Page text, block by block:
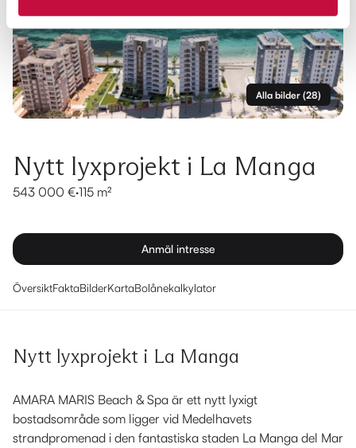
Alla bilder (28)
Nytt lyxprojekt i La Manga
543 000 €·115 m²
Anmäl intresse
ÖversiktFaktaBilderKartaBolånekalkylator
Nytt lyxprojekt i La Manga
AMARA MARIS Beach & Spa är ett nytt lyxigt
bostadsområde som ligger vid Medelhavets
strandpromenad i den fantastiska staden La Manga del Mar